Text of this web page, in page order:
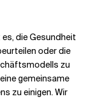
die Gesundheit
oder die
zu
gemeinsame
zu einigen. Wir